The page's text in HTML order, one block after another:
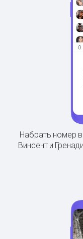
Набрать номер
Винсент и